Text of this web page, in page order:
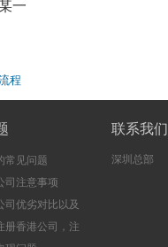
一
程
常见问题
司注意事项
司优劣对比以及
册香港公司，注
联系我们
深圳总部